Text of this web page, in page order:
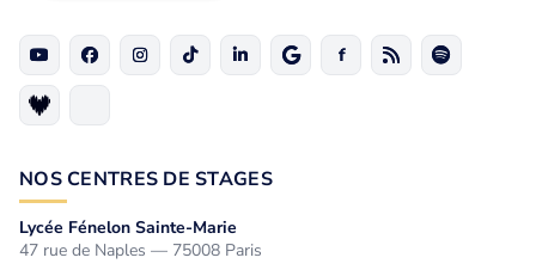
NOS CENTRES DE STAGES
Lycée Fénelon Sainte-Marie
47 rue de Naples — 75008 Paris